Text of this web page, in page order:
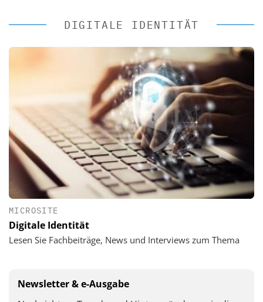
DIGITALE IDENTITÄT
MICROSITE
Digitale Identität
Lesen Sie Fachbeiträge, News und Interviews zum Thema
Newsletter & e-Ausgabe